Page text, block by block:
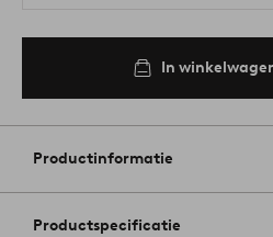
In
Productinformatie
Productspecificatie